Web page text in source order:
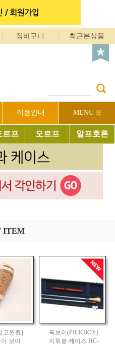
장바구니 최근본상품
이용안내 MENU
르프 오르프 알프호른
ITEM
고완료]
보이
픽보이(PICKBOY)
지휘봉 케이스 HC-